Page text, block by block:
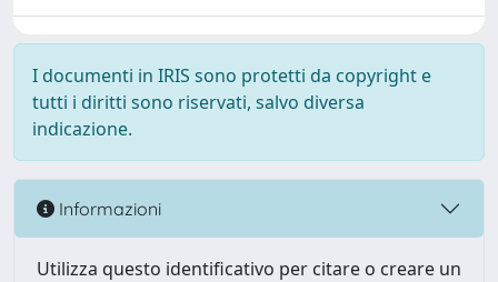
I documenti in IRIS sono protetti da copyright e
tutti i diritti sono riservati, salvo diversa
indicazione.
Informazioni
Utilizza questo identificativo per citare o creare un